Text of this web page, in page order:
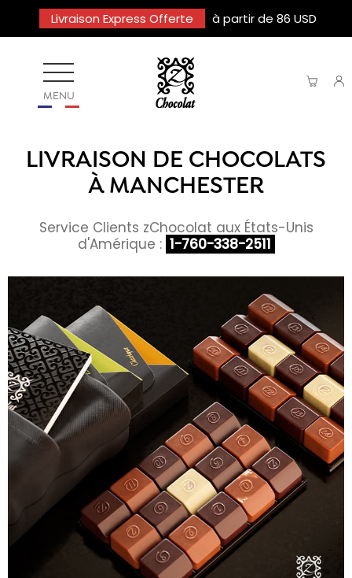
Livraison Express Offerte à partir de 86 USD
MENU
LIVRAISON DE CHOCOLATS
À MANCHESTER
Service Clients zChocolat aux États-Unis
d'Amérique : 1-760-338-2511